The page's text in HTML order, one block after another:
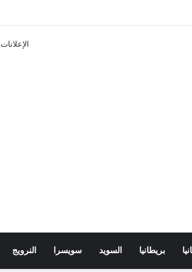
2025
الإعلانات
بريطانيا السويد سويسرا النرويج